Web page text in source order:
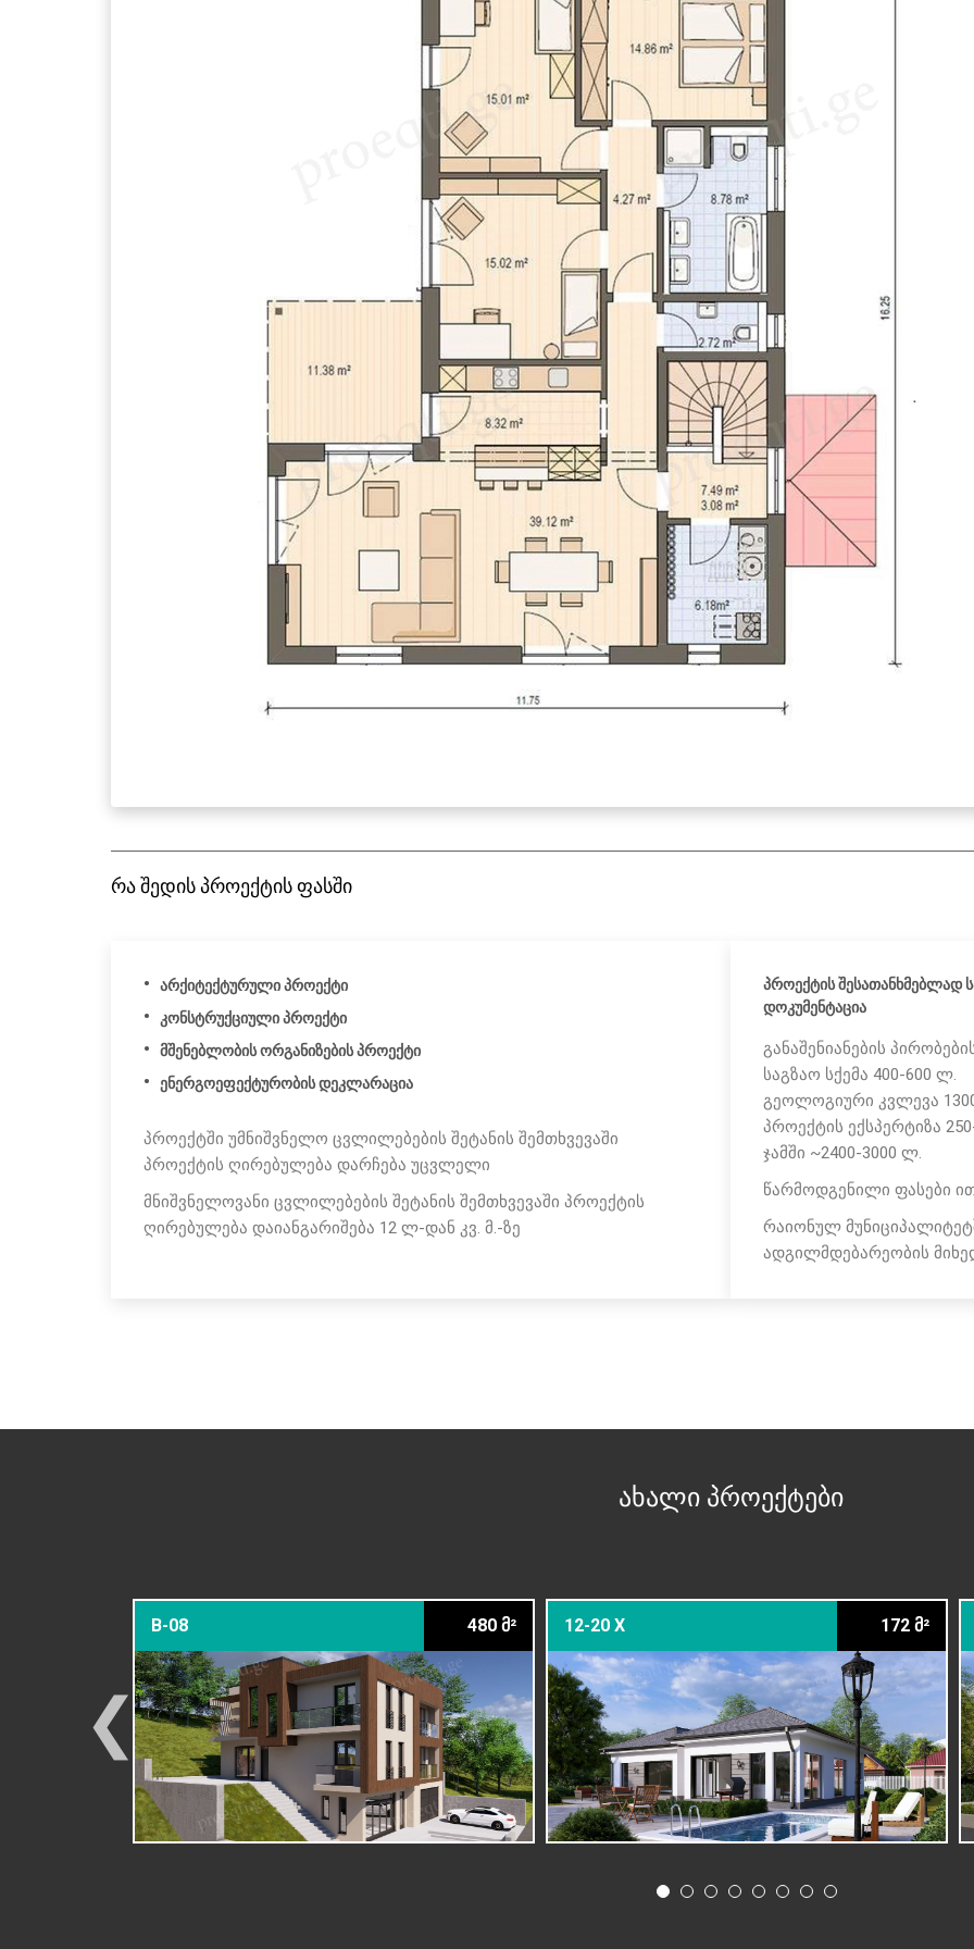
რა შედის პროექტის ფასში
არქიტექტურული პროექტი
კონსტრუქციული პროექტი
მშენებლობის ორგანიზების პროექტი
ენერგოეფექტურობის დეკლარაცია
პროექტში უმნიშვნელო ცვლილებების შეტანის შემთხვევაში
პროექტის ღირებულება დარჩება უცვლელი
მნიშვნელოვანი ცვლილებების შეტანის შემთხვევაში პროექტის
ღირებულება დაიანგარიშება 12 ლ-დან კვ. მ.-ზე
პროექტის შესათანხმებლად
დოკუმენტაცია
განაშენიანების
საგზაო სქემა 400-600 ლ.
გეოლოგიური კვლევა
პროექტის ექსპერტიზა
ჯამში ~2400-3000 ლ.
წარმოდგენილი ფასები
რაიონულ
ადგილმდებარეობის
ახალი პროექტები
❮
B-08 480 მ² 12-20 X 172 მ²